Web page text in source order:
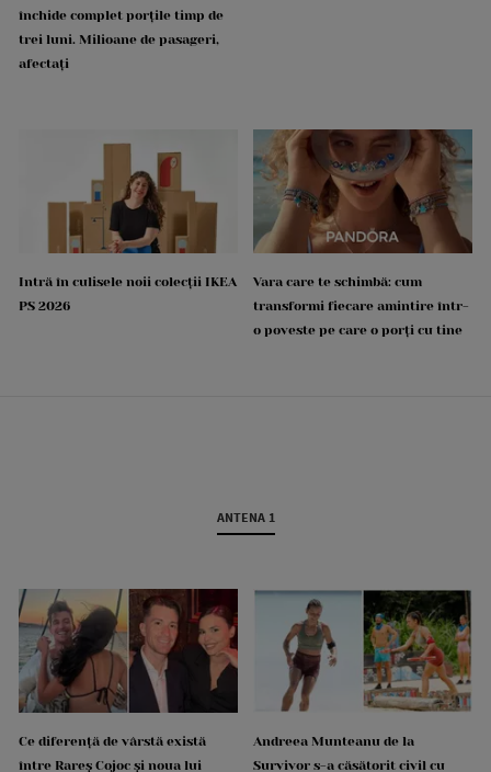
închide complet porțile timp de
trei luni. Milioane de pasageri,
afectați
Intră în culisele noii colecții IKEA
PS 2026
Vara care te schimbă: cum
transformi fiecare amintire într-
o poveste pe care o porți cu tine
ANTENA 1
Ce diferență de vârstă există
între Rareș Cojoc și noua lui
Andreea Munteanu de la
Survivor s-a căsătorit civil cu